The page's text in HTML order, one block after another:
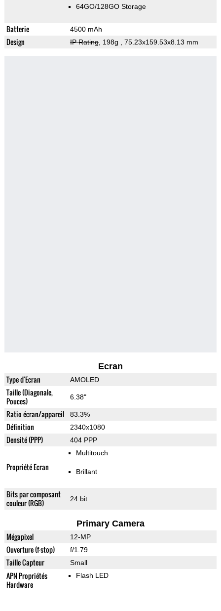
64GO/128GO Storage
Batterie 4500 mAh
Design IP Rating, 198g , 75.23x159.53x8.13 mm
Ecran
Type d'Ecran AMOLED
Taille (Diagonale,
Pouces)
6.38"
Ratio écran/appareil 83.3%
Définition 2340x1080
Densité (PPP) 404 PPP
Propriété Ecran
Multitouch
Brillant
Bits par composant
couleur (RGB)
24 bit
Primary Camera
Mégapixel 12-MP
Ouverture (f-stop) f/1.79
Taille Capteur Small
APN Propriétés
Hardware
Flash LED